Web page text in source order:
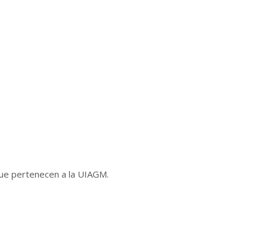
pertenecen a la UIAGM.